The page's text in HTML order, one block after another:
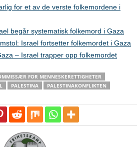
for et av de verste folkemordene i
begår systematisk folkemord i Gaza
Israel fortsetter folkemordet i Gaza
– Israel trapper opp folkemordet
FOR MENNESKERETTIGHETER
PALESTINA
PALESTINAKONFLIKTEN